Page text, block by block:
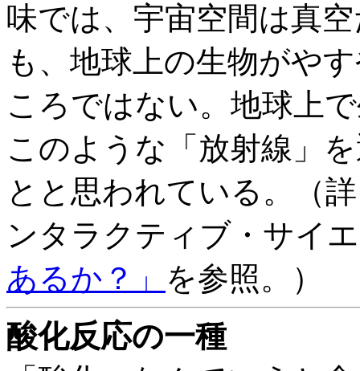
味では、宇宙空間は真
も、地球上の生物がや
ころではない。地球上
このような「放射線」
とと思われている。（
ンタラクティブ・サイ
あるか？」 を参照。）
酸化反応の一種